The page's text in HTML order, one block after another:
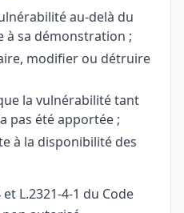
au-delà du
à sa démonstration ;
modifier ou détruire
la vulnérabilité tant
pas été apportée ;
à la disponibilité des
L.2321-4-1 du Code